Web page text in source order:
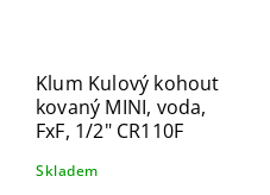
Klum Kulový kohout
kovaný MINI, voda,
FxF, 1/2" CR110F
Skladem